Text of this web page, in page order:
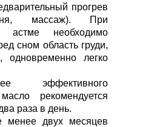
прогрев
массаж). При
астме необходимо
сном область груди,
одновременно легко
эффективного
рекомендуется
раза в день.
менее двух месяцев